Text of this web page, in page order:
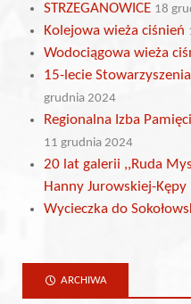
STRZEGANOWICE 18
Kolejowa wieża ciśnień
Wodociągowa wieża
15-lecie
grudnia 2024
Regionalna Izba
11 grudnia 2024
20 lat galerii ,,Ruda
Hanny Jurowskiej-Kępy
Wycieczka do
ARCHIWA